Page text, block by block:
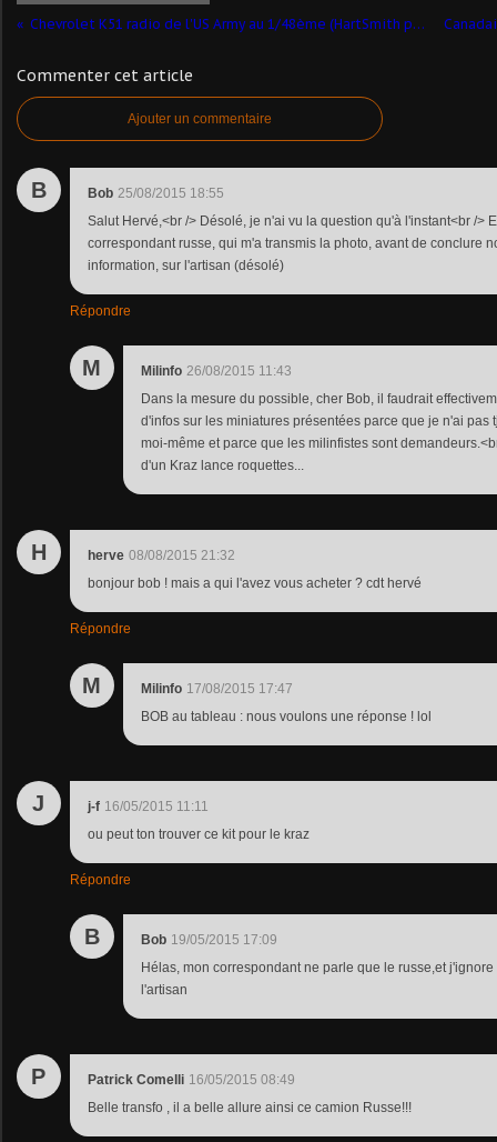
Chevrolet K51 radio de l'US Army au 1/48ème (HartSmith pour Angego)
Commenter cet article
Ajouter un commentaire
B Bob 25/08/2015 18:55
Salut Hervé,<br /> Désolé, je n'ai vu la question qu'à l'instant<br />
correspondant russe, qui m'a transmis la photo, avant de conclure
information, sur l'artisan (désolé)
Répondre
M Milinfo 26/08/2015 11:43
Dans la mesure du possible, cher Bob, il faudrait
d'infos sur les miniatures présentées parce que je n'ai pas
moi-même et parce que les milinfistes sont
d'un Kraz lance roquettes...
H herve 08/08/2015 21:32
bonjour bob ! mais a qui l'avez vous acheter ? cdt hervé
Répondre
M Milinfo 17/08/2015 17:47
BOB au tableau : nous voulons une réponse ! lol
J j-f 16/05/2015 11:11
ou peut ton trouver ce kit pour le kraz
Répondre
B Bob 19/05/2015 17:09
Hélas, mon correspondant ne parle que le russe,et
l'artisan
P Patrick Comelli 16/05/2015 08:49
Belle transfo , il a belle allure ainsi ce camion Russe!!!